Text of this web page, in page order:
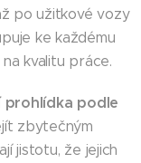
po užitkové vozy
ke každému
kvalitu práce.
prohlídka podle
zbytečným
jistotu, že jejich